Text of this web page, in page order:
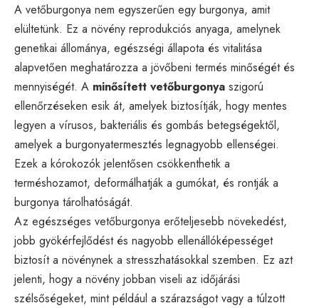
A vetőburgonya nem egyszerűen egy burgonya, amit
elültetünk. Ez a növény reprodukciós anyaga, amelynek
genetikai állománya, egészségi állapota és vitalitása
alapvetően meghatározza a jövőbeni termés minőségét és
mennyiségét. A minősített vetőburgonya szigorú
ellenőrzéseken esik át, amelyek biztosítják, hogy mentes
legyen a vírusos, bakteriális és gombás betegségektől,
amelyek a burgonyatermesztés legnagyobb ellenségei.
Ezek a kórokozók jelentősen csökkenthetik a
terméshozamot, deformálhatják a gumókat, és rontják a
burgonya tárolhatóságát.
Az egészséges vetőburgonya erőteljesebb növekedést,
jobb gyökérfejlődést és nagyobb ellenállóképességet
biztosít a növénynek a stresszhatásokkal szemben. Ez azt
jelenti, hogy a növény jobban viseli az időjárási
szélsőségeket, mint például a szárazságot vagy a túlzott